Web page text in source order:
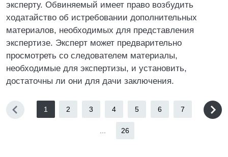
эксперту. Обвиняемый имеет право возбудить
ходатайство об истребовании дополнительных
материалов, необходимых для представления
экспертизе. Эксперт может предварительно
просмотреть со следователем материалы,
необходимые для экспертизы, и установить,
достаточны ли они для дачи заключения.
1 2 3 4 5 6 7
26